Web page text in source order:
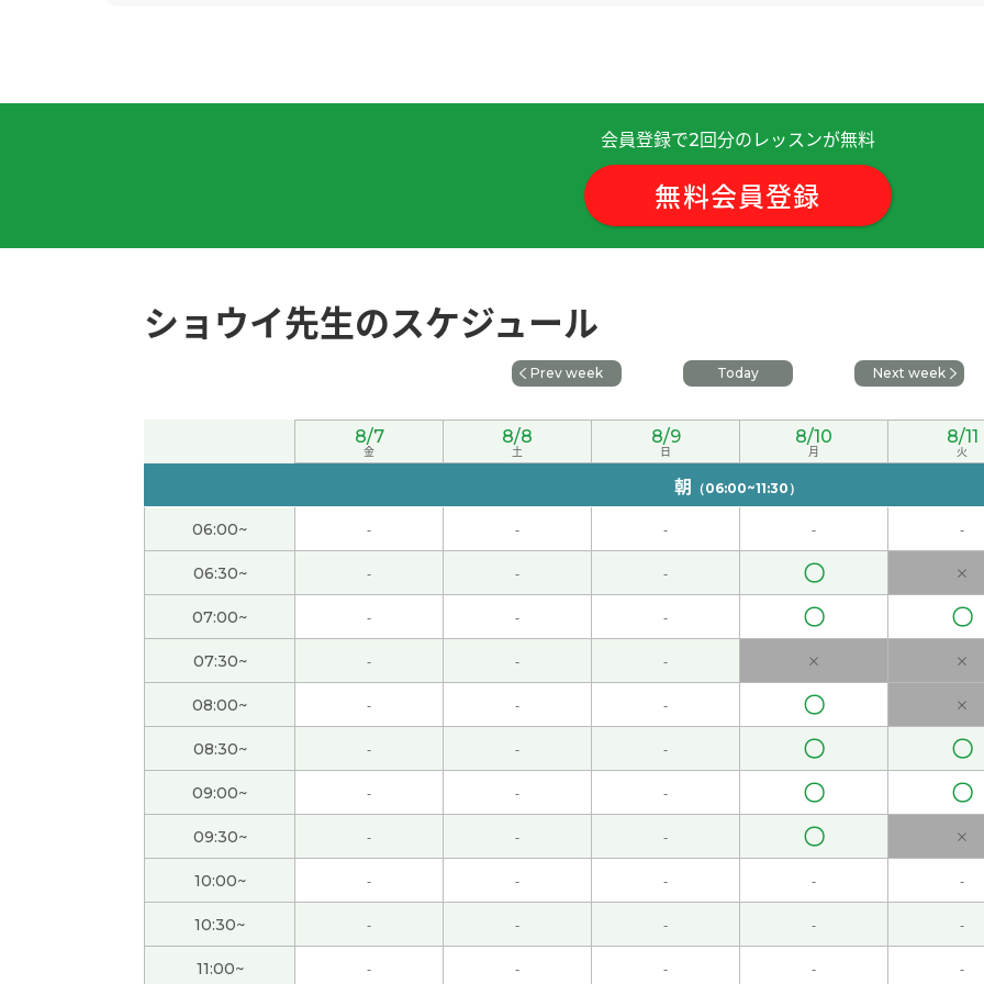
谢谢老师！我会努力学习的。( 30代 女性 )
因为暑假的时候学生很多，所以我的工作很忙。我秋天打算回国。( 女性 )
您参加志愿者活动真了不起，我很敬佩您！( 女性 )
好久不见、今天聊得很开心、谢谢老师。期待下次见!( 男性 )
还好,没有以前那么忙了。( 女性 )
端午节休息，但是还没有什么安排。如果没有安排的话，我打算在家好好休息。
下次见!( 女性 )
是啊。年纪越来越大，我觉得时间过得越来越快。
今天谢谢你：）
外面非常热，但是我的办公室有点儿冷，因为空调开得很大。( 女性 )
愉快的交谈。 谢谢！
我做的菜很简单，用不了三十分钟。哈哈
会員登録で2回分のレッスンが無料
無料会員登録
ショウイ先生のスケジュール
Prev week Today Next week
8/7
金
8/8
土
8/9
日
8/10
月
8/11
火
朝 （06:00~11:30）
06:00~ - - - - -
06:30~ - - - 〇 ×
07:00~ - - - 〇 〇
07:30~ - - - × ×
08:00~ - - - 〇 ×
08:30~ - - - 〇 〇
09:00~ - - - 〇 〇
09:30~ - - - 〇 ×
10:00~ - - - - -
10:30~ - - - - -
11:00~ - - - - -